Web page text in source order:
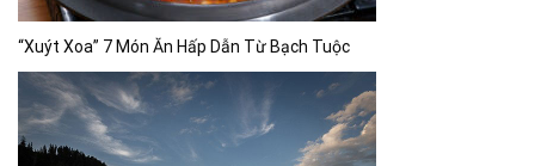
“Xuýt Xoa” 7 Món Ăn Hấp Dẫn Từ Bạch Tuộc